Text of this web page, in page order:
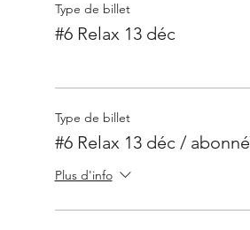
Type de billet
#6 Relax 13 déc
Type de billet
#6 Relax 13 déc / abonné
Plus d'info